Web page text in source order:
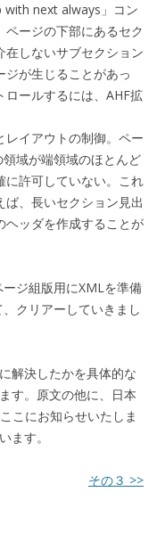
next always」コン
ージの下部にあるセク
在しないサブセクション
が生じることがあっ
ロールするには、AHF拡
イアウトの制御。ペー
域が端領域のほとんど
に許可していない。これ
、長いセクション見出
ヘッダを作成することが
ジ組版用にXMLを準備
クリアーしていきまし
解決したかを具体的な
す。原文の他に、日本
こにお知らせいたしま
ます。
その３ >>